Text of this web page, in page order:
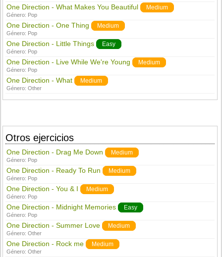
One Direction - What Makes You Beautiful Medium
Género: Pop
One Direction - One Thing Medium
Género: Pop
One Direction - Little Things Easy
Género: Pop
One Direction - Live While We're Young Medium
Género: Pop
One Direction - What Medium
Género:Other
Otros ejercicios
One Direction - Drag Me Down Medium
Género: Pop
One Direction - Ready To Run Medium
Género: Pop
One Direction - You & I Medium
Género: Pop
One Direction - Midnight Memories Easy
Género: Pop
One Direction - Summer Love Medium
Género:Other
One Direction - Rock me Medium
Género:Other